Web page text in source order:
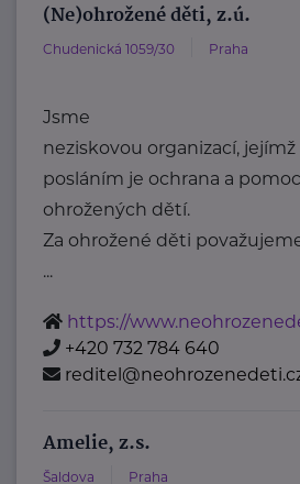
(Ne)ohrožené děti, z.ú.
Chudenická 1059/30 Praha
Jsme
neziskovou organizací, jejímž
posláním je ochrana a pomoc
ohrožených dětí.
Za ohrožené děti
...
https://
+420 732 784 640
Amelie, z.s.
Šaldova Praha